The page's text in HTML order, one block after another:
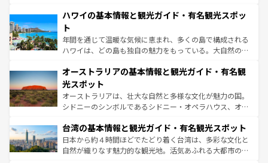
着のスイス情報はコンテンツ一覧を参照してほしい。
のような巨大都市は、観光、ショッピング、エンターテイ
ンメントが詰まった刺激的なスポットだ。一方、アメリカ
西部には大自然が広がり、グランドキャニオンやイエロー
ストーン国立公園といった絶景が堪能できる。さらに、南
文化が魅力。旅行者はアメリカの各地域で異なる魅力を楽
しみながら、その多様性と豊かな歴史を感じることができ
るだろう。車でのロードトリップや列車の旅も、アメリカ
ならではの贅沢な旅のスタイルだ。 なお、新着のアメリカ
情報は コンテンツ一覧 を参照してほしい。
ハワイの基本情報と観光ガイド・有名観光スポッ
ト
年間を通じて温暖な気候に恵まれ、多くの島で構成される
ハワイは、どの島も独自の魅力をもっている。大自然の神
ワイ島は見逃せない。また、定番の観光地といえばオアフ
島だが、静かな自然を求めるならマウイ島やカウアイ島が
おすすめ。エメラルドグリーンに輝く海をはじめ、豊かな
文化や歴史が息づいている。「アロハスピリット」と呼ば
人々、おいしいローカルフードやハワイアンミュージッ
ク、伝統的なフラダンスなど、すべてがハワイの魅力を彩
っている。訪れるたびに新しい発見と感動が待っているハ
オーストラリアの基本情報と観光ガイド・有名観
光スポット
オーストラリアは、壮大な自然と多様な文化が魅力の国。
シドニーのシンボルであるシドニー・オペラハウス、オー
リアリーフや大陸中央部にそびえるウルル（エアーズロッ
ク）、タスマニアの美しい原生林やケアンズの熱帯雨林な
ど、見どころがたくさん。また、カフェやワイン、オージ
台湾の基本情報と観光ガイド・有名観光スポット
日本から約４時間ほどでたどり着く台湾は、多彩な文化と
自然が織りなす魅力的な観光地。活気あふれる大都市の台